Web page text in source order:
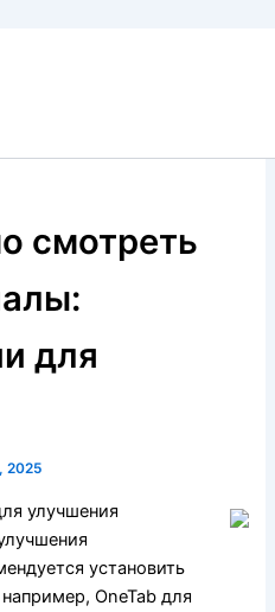
смотреть
для
2025
улучшения
установить
OneTab для